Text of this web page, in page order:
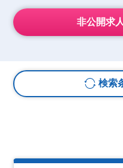
非公開求
検索